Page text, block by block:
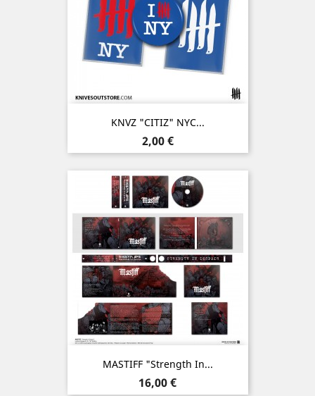
KNVZ "CITIZ" NYC...
Prix
2,00 €
MASTIFF "Strength In...
Prix
16,00 €